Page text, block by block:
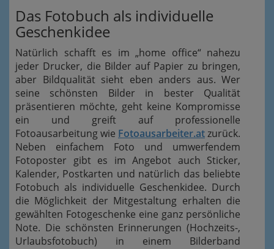
Das Fotobuch als individuelle
Geschenkidee
Natürlich schafft es im „home office“ nahezu
jeder Drucker, die Bilder auf Papier zu bringen,
aber Bildqualität sieht eben anders aus. Wer
seine schönsten Bilder in bester Qualität
präsentieren möchte, geht keine Kompromisse
ein und greift auf professionelle
Fotoausarbeitung wie Fotoausarbeiter.atzurück.
Neben einfachem Foto und umwerfendem
Fotoposter gibt es im Angebot auch Sticker,
Kalender, Postkarten und natürlich das beliebte
Fotobuch als individuelle Geschenkidee. Durch
die Möglichkeit der Mitgestaltung erhalten die
gewählten Fotogeschenke eine ganz persönliche
Note. Die schönsten Erinnerungen (Hochzeits-,
Urlaubsfotobuch) in einem Bilderband